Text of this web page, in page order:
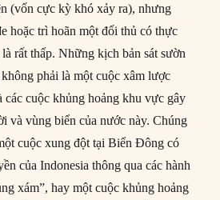
(vốn cực kỳ khó xảy ra), nhưng
hoặc trì hoãn một đối thủ có thực
rất thấp. Những kịch bản sát sườn
phải là một cuộc xâm lược
các cuộc khủng hoảng khu vực gây
và vùng biển của nước này. Chúng
cuộc xung đột tại Biển Đông có
của Indonesia thông qua các hành
xám”, hay một cuộc khủng hoảng